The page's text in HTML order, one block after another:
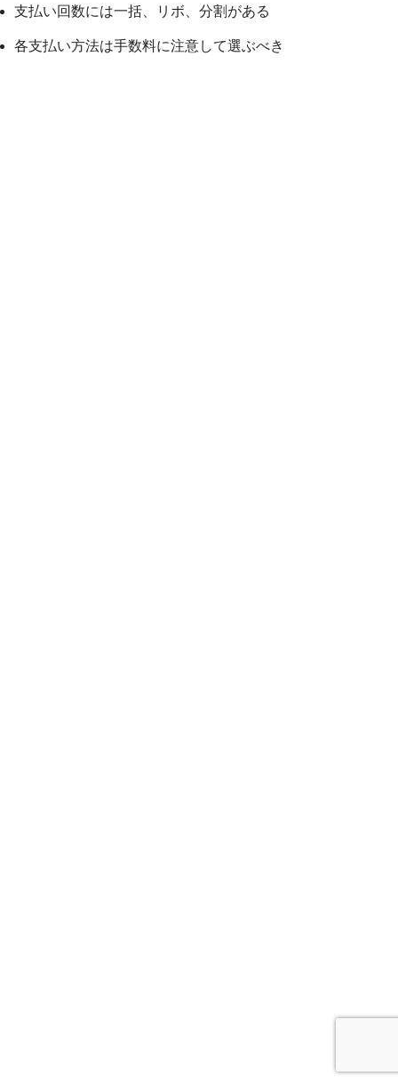
支払い回数には一括、リボ、分割がある
各支払い方法は手数料に注意して選ぶべき